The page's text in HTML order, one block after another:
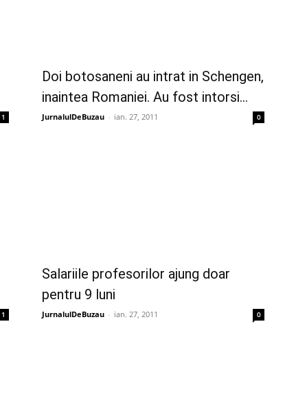
1
Doi botosaneni au intrat in Schengen,
inaintea Romaniei. Au fost intorsi...
JurnalulDeBuzau - ian. 27, 2011 0
1
Salariile profesorilor ajung doar
pentru 9 luni
JurnalulDeBuzau - ian. 27, 2011 0